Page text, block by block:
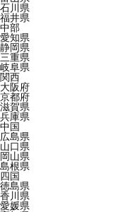
石川県
福井県
中部
愛知県
静岡県
三重県
岐阜県
関西
大阪府
京都府
滋賀県
兵庫県
中国
広島県
山口県
岡山県
島根県
四国
徳島県
香川県
愛媛県